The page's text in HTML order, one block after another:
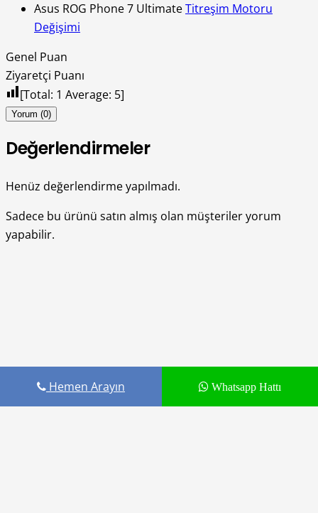
Asus ROG Phone 7 UltimateTitreşim Motoru
Değişimi
Genel Puan
Ziyaretçi Puanı
[Total: 1 Average: 5]
Yorum (0)
Değerlendirmeler
Henüz değerlendirme yapılmadı.
Sadece bu ürünü satın almış olan müşteriler yorum
yapabilir.
Hemen Arayın Whatsapp Hattı